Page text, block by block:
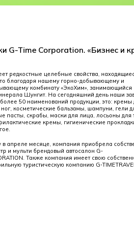
G-Time Corporation. «Бизнес и
редкостные целебные свойства,
благодаря нашему горно-добывающему и
комбинату «ЭкоХим», занимающийся
Шунгит. На сегодняшний день наши
50 наименований продукции, это: кремы
косметические бальзамы, шампуни, гели
пасты, скрабы, маски для лица, лосьоны для
кремы, гигиенические
в апреле месяце, компания приобрела
и мульти брендовый автосалон G-
Также компания имеет свою
туристическую компанию G-